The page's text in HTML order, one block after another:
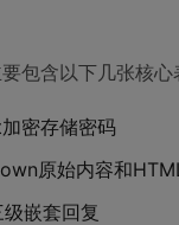
包含以下几张核心
密存储密码
原始内容和
嵌套回复